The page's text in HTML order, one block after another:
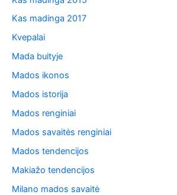
Kas madinga 2017
Kvepalai
Mada buityje
Mados ikonos
Mados istorija
Mados renginiai
Mados savaitės renginiai
Mados tendencijos
Makiažo tendencijos
Milano mados savaitė